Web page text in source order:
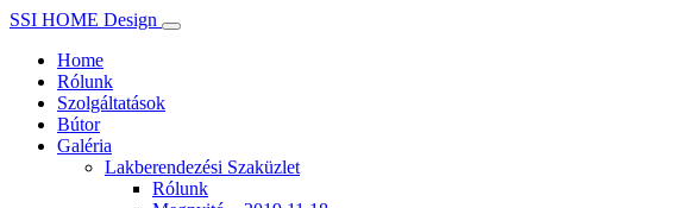
SSI HOME Design
Home
Rólunk
Szolgáltatások
Bútor
Galéria
Lakberendezési Szaküzlet
Rólunk